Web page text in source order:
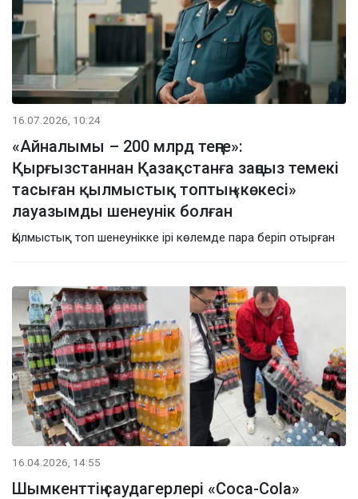
16.07.2026, 10:24
«Айналымы – 200 млрд теңге»:
Қырғызстаннан Қазақстанға заңсыз темекі
тасыған қылмыстық топтың «көкесі»
лауазымды шенеунік болған
Қылмыстық топ шенеунікке ірі көлемде пара беріп отырған
16.04.2026, 14:55
Шымкенттің саудагерлері «Coca-Cola»